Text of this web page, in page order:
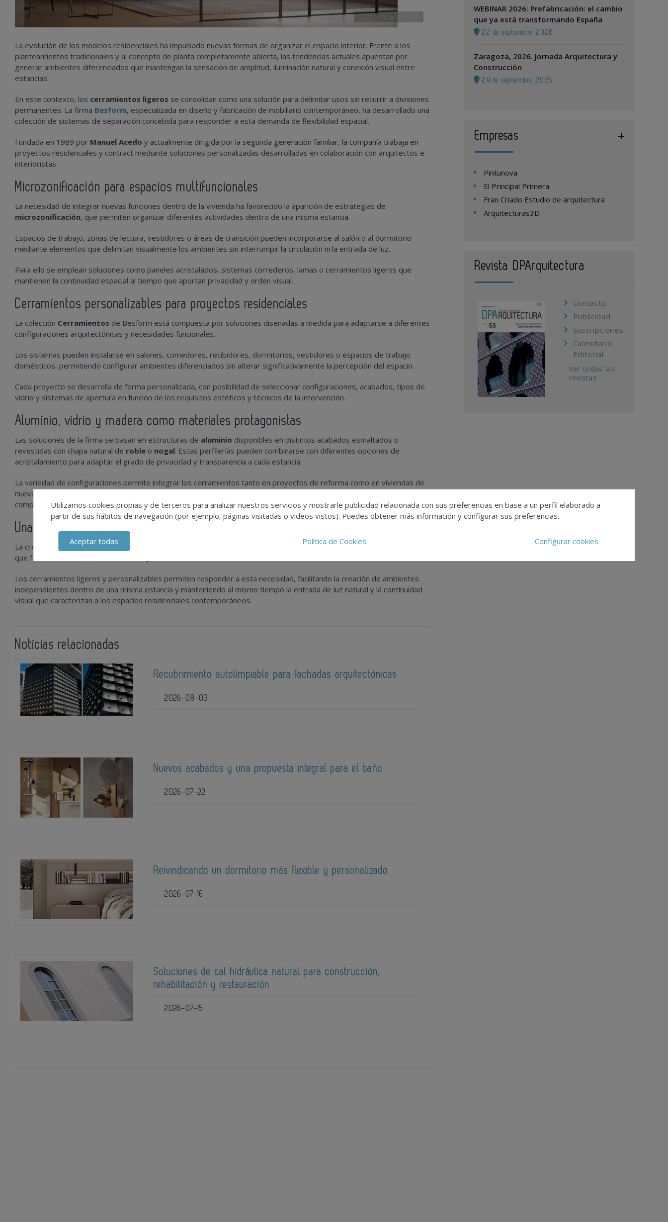
‹ ›
La evolución de los modelos residenciales ha impulsado nuevas formas de organizar el espacio interior. Frente a los
planteamientos tradicionales y al concepto de planta completamente abierta, las tendencias actuales apuestan por
generar ambientes diferenciados que mantengan la sensación de amplitud, iluminación natural y conexión visual entre
estancias.
En este contexto, los cerramientos ligeros se consolidan como una solución para delimitar usos sin recurrir a divisiones
permanentes. La firma Besform, especializada en diseño y fabricación de mobiliario contemporáneo, ha desarrollado una
colección de sistemas de separación concebida para responder a esta demanda de flexibilidad espacial.
Fundada en 1989 por Manuel Acedo y actualmente dirigida por la segunda generación familiar, la compañía trabaja en
proyectos residenciales y contract mediante soluciones personalizadas desarrolladas en colaboración con arquitectos e
interioristas.
Microzonificación para espacios multifuncionales
La necesidad de integrar nuevas funciones dentro de la vivienda ha favorecido la aparición de estrategias de
microzonificación, que permiten organizar diferentes actividades dentro de una misma estancia.
Espacios de trabajo, zonas de lectura, vestidores o áreas de transición pueden incorporarse al salón o al dormitorio
mediante elementos que delimitan visualmente los ambientes sin interrumpir la circulación ni la entrada de luz.
Para ello se emplean soluciones como paneles acristalados, sistemas correderos, lamas o cerramientos ligeros que
mantienen la continuidad espacial al tiempo que aportan privacidad y orden visual.
Cerramientos personalizables para proyectos residenciales
La colección Cerramientos de Besform está compuesta por soluciones diseñadas a medida para adaptarse a diferentes
configuraciones arquitectónicas y necesidades funcionales.
Los sistemas pueden instalarse en salones, comedores, recibidores, dormitorios, vestidores o espacios de trabajo
domésticos, permitiendo configurar ambientes diferenciados sin alterar significativamente la percepción del espacio.
Cada proyecto se desarrolla de forma personalizada, con posibilidad de seleccionar configuraciones, acabados, tipos de
vidrio y sistemas de apertura en función de los requisitos estéticos y técnicos de la intervención.
Aluminio, vidrio y madera como materiales protagonistas
Las soluciones de la firma se basan en estructuras de aluminio disponibles en distintos acabados esmaltados o
revestidas con chapa natural de roble o nogal. Estas perfilerías pueden combinarse con diferentes opciones de
acristalamiento para adaptar el grado de privacidad y transparencia a cada estancia.
La variedad de configuraciones permite integrar los cerramientos tanto en proyectos de reforma como en viviendas de
nueva construcción, aportando flexibilidad en la distribución interior sin necesidad de intervenciones estructurales
complejas.
Una tendencia vinculada a la flexibilidad residencial
La creciente demanda de viviendas capaces de adaptarse a diferentes usos está impulsando el desarrollo de soluciones
que favorecen la versatilidad de los espacios interiores.
Los cerramientos ligeros y personalizables permiten responder a esta necesidad, facilitando la creación de ambientes
independientes dentro de una misma estancia y manteniendo al mismo tiempo la entrada de luz natural y la continuidad
visual que caracterizan a los espacios residenciales contemporáneos.
Noticias relacionadas
Recubrimiento autolimpiable para fachadas arquitectónicas
2026-08-03
Nuevos acabados y una propuesta integral para el baño
2026-07-22
Reivindicando un dormitorio más flexible y personalizado
2026-07-16
Soluciones de cal hidráulica natural para construcción,
rehabilitación y restauración
2026-07-15
WEBINAR 2026: Prefabricación: el cambio
que ya está transformando España
22 de septiembre, 2026
Zaragoza, 2026. Jornada Arquitectura y
Construcción
24 de septiembre, 2026
Empresas
Pintunova
El Principal Primera
Fran Criado Estudio de arquitectura
Arquitecturas3D
Revista DPArquitectura
Contacto
Publicidad
Suscripciones
Calendario
Editorial
Ver todas las
revistas
Utilizamos cookies propias y de terceros para analizar nuestros servicios y mostrarle publicidad relacionada con sus preferencias en base a un perfil elaborado a
partir de sus hábitos de navegación (por ejemplo, páginas visitadas o videos vistos). Puedes obtener más información y configurar sus preferencias.
Aceptar todas Política de Cookies Configurar cookies